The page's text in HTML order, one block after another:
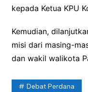
kepada Ketua KPU
Kemudian,
misi dari masing-
dan wakil walikota
Debat Perdana